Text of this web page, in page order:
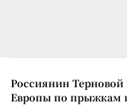
Россиянин
Европы по прыжкам